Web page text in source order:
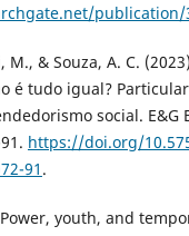
publication/
M., & Souza, A. C.
é tudo igual?
social. E&G
https://doi.org/
91 .
youth, and